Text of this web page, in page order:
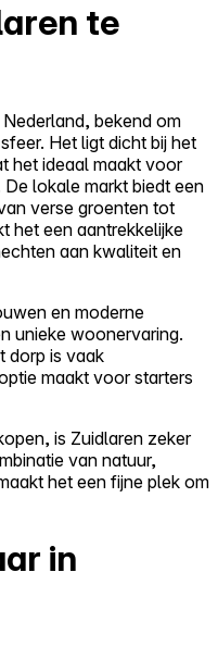
te
bekend om
Het ligt dicht bij het
het ideaal maakt voor
lokale markt biedt een
verse groenten tot
het een aantrekkelijke
aan kwaliteit en
en moderne
unieke woonervaring.
dorp is vaak
maakt voor starters
is Zuidlaren zeker
van natuur,
het een fijne plek om
in